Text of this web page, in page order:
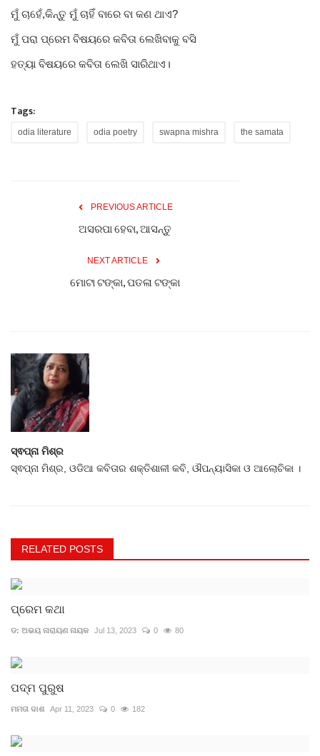
ମୁଁ ଚାହେଁ,କିନ୍ତୁ ମୁଁ ଚାହିଁ ବାରେ ବା କଣ ଥାଏ?
ମୁଁ ପରା ପ୍ରେମ ବିଷୟରେ କବିତା ଲେଖିବାକୁ ବସି
ହତ୍ୟା ବିଷୟରେ କବିତା ଲେଖି ସାରିଥାଏ।
Tags:
odia literature odia poetry swapna mishra the samata
PREVIOUS ARTICLE
ଅସରପା ହେବା, ଆସନ୍ତୁ
NEXT ARTICLE
ମୋଟା ଟଙ୍କା, ପତଳା ଟଙ୍କା
ସ୍ଵପ୍ନା ମିଶ୍ର
ସ୍ଵପ୍ନା ମିଶ୍ର, ଓଡିଆ କବିତାର ଶକ୍ତିଶାଳୀ କବି, ଔପନ୍ୟାସିକା ଓ ଆଲୋଚିକା ।
RELATED POSTS
ପ୍ରେମ କଥା
ଡ: ଅଭୟ ନାରାୟଣ ନାୟକ Jul 13, 2023 0 80
ପଦ୍ମ ପୁରୁଷ
ମମତା ଦାଶ Apr 11, 2023 0 182